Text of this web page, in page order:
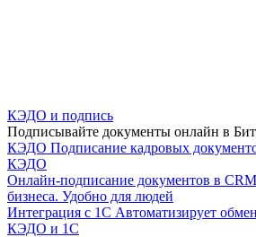
КЭДО и подпись
Подписывайте документы онлайн в
КЭДО Подписание кадровых
КЭДО
Онлайн-подписание документов в CRM
бизнеса. Удобно для людей
Интеграция с 1С Автоматизирует
КЭДО и 1С